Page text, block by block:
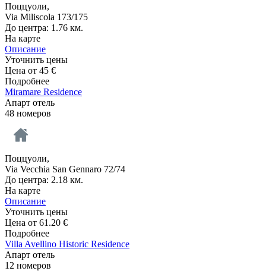
Поццуоли,
Via Miliscola 173/175
До центра: 1.76 км.
На карте
Описание
Уточнить цены
Цена от 45 €
Подробнее
Miramare Residence
Апарт отель
48 номеров
Поццуоли,
Via Vecchia San Gennaro 72/74
До центра: 2.18 км.
На карте
Описание
Уточнить цены
Цена от 61.20 €
Подробнее
Villa Avellino Historic Residence
Апарт отель
12 номеров